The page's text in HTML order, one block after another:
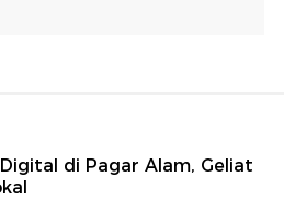
di Pagar Alam, Geliat